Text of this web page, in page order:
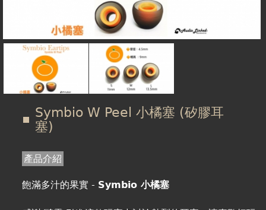
Symbio W Peel 小橘塞 (矽膠耳
塞)
產品介紹
飽滿多汁的果實 - Symbio 小橘塞